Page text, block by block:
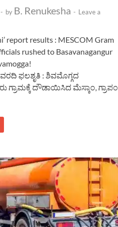
- by B. Renukesha - Leave a
report results : MESCOM Gram
rushed to Basavanagangur
ಫಲಶೃತಿ : ಶಿವಮೊಗ್ಗದ
ಗ್ರಾಮಕ್ಕೆ ದೌಡಾಯಿಸಿದ ಮೆಸ್ಕಾಂ, ಗ್ರಾಪಂ